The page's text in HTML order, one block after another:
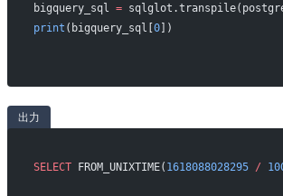
bigquery_sql =
print (bigquery_sql[ 0])
出力
SELECT FROM_UNIXTIME( 1618088028295 /